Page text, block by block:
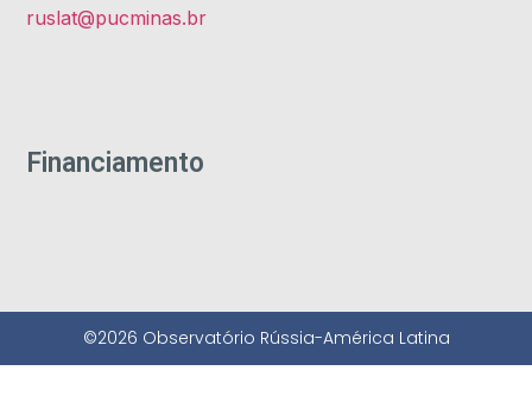
Financiamento
ruslat@pucminas.br
©2026 Observatório Rússia-América Latina